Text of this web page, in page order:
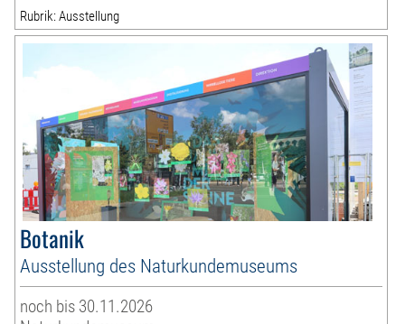
Rubrik: Ausstellung
Botanik
Ausstellung des Naturkundemuseums
noch bis 30.11.2026